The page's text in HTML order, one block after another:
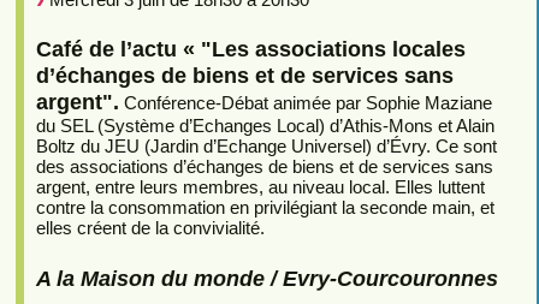
Café de l’actu « "Les associations locales
d’échanges de biens et de services sans
argent". Conférence-Débat animée par Sophie Maziane
du SEL (Système d’Echanges Local) d’Athis-Mons et Alain
Boltz du JEU (Jardin d’Echange Universel) d’Évry. Ce sont
des associations d’échanges de biens et de services sans
argent, entre leurs membres, au niveau local. Elles luttent
contre la consommation en privilégiant la seconde main, et
elles créent de la convivialité.
A la Maison du monde / Evry-Courcouronnes